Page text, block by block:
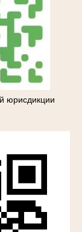
юрисдикции